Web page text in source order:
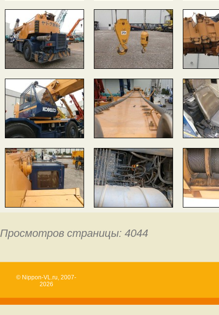
Просмотров страницы: 4044
© Nippon-VL.ru, 2007-
2026